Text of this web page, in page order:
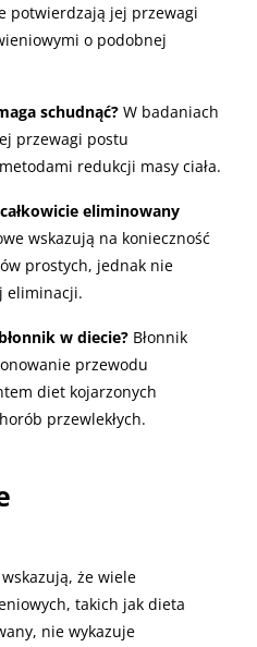
potwierdzają jej przewagi
o podobnej
schudnąć? W badaniach
przewagi postu
redukcji masy ciała.
eliminowany
wskazują na konieczność
prostych, jednak nie
eliminacji.
w diecie? Błonnik
przewodu
diet kojarzonych
przewlekłych.
że wiele
takich jak dieta
nie wykazuje